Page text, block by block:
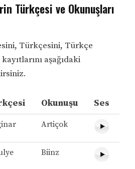
Türkçesi ve Okunuşları
Türkçesini, Türkçe
aşağıdaki
Okunuşu Ses
Artiçok
Biinz